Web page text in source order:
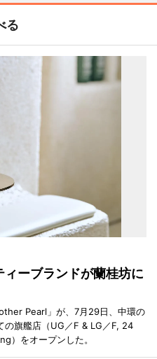
る
ーブランドが蘭桂坊に
Pearl」が、7月29日、中環の
の旗艦店（UG／F & LG／F, 24
）をオープンした。